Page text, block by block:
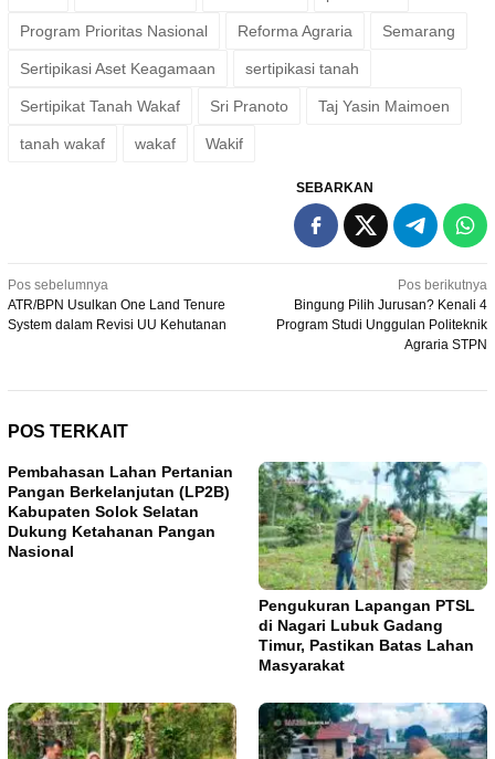
Program Prioritas Nasional Reforma Agraria Semarang
Sertipikasi Aset Keagamaan sertipikasi tanah
Sertipikat Tanah Wakaf Sri Pranoto Taj Yasin Maimoen
tanah wakaf wakaf Wakif
SEBARKAN
Navigasi
pos
Pos sebelumnya
ATR/BPN Usulkan One Land Tenure
System dalam Revisi UU Kehutanan
Pos berikutnya
Bingung Pilih Jurusan? Kenali 4
Program Studi Unggulan Politeknik
Agraria STPN
POS TERKAIT
Pembahasan Lahan Pertanian
Pangan Berkelanjutan (LP2B)
Kabupaten Solok Selatan
Dukung Ketahanan Pangan
Nasional
Pengukuran Lapangan PTSL
di Nagari Lubuk Gadang
Timur, Pastikan Batas Lahan
Masyarakat